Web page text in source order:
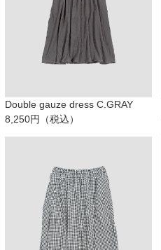
Double gauze dress C.GRAY
8,250円（税込）